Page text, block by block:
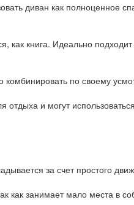
диван как полноценное
как книга. Идеально
комбинировать по своему
отдыха и могут
за счет простого
как занимает мало места в